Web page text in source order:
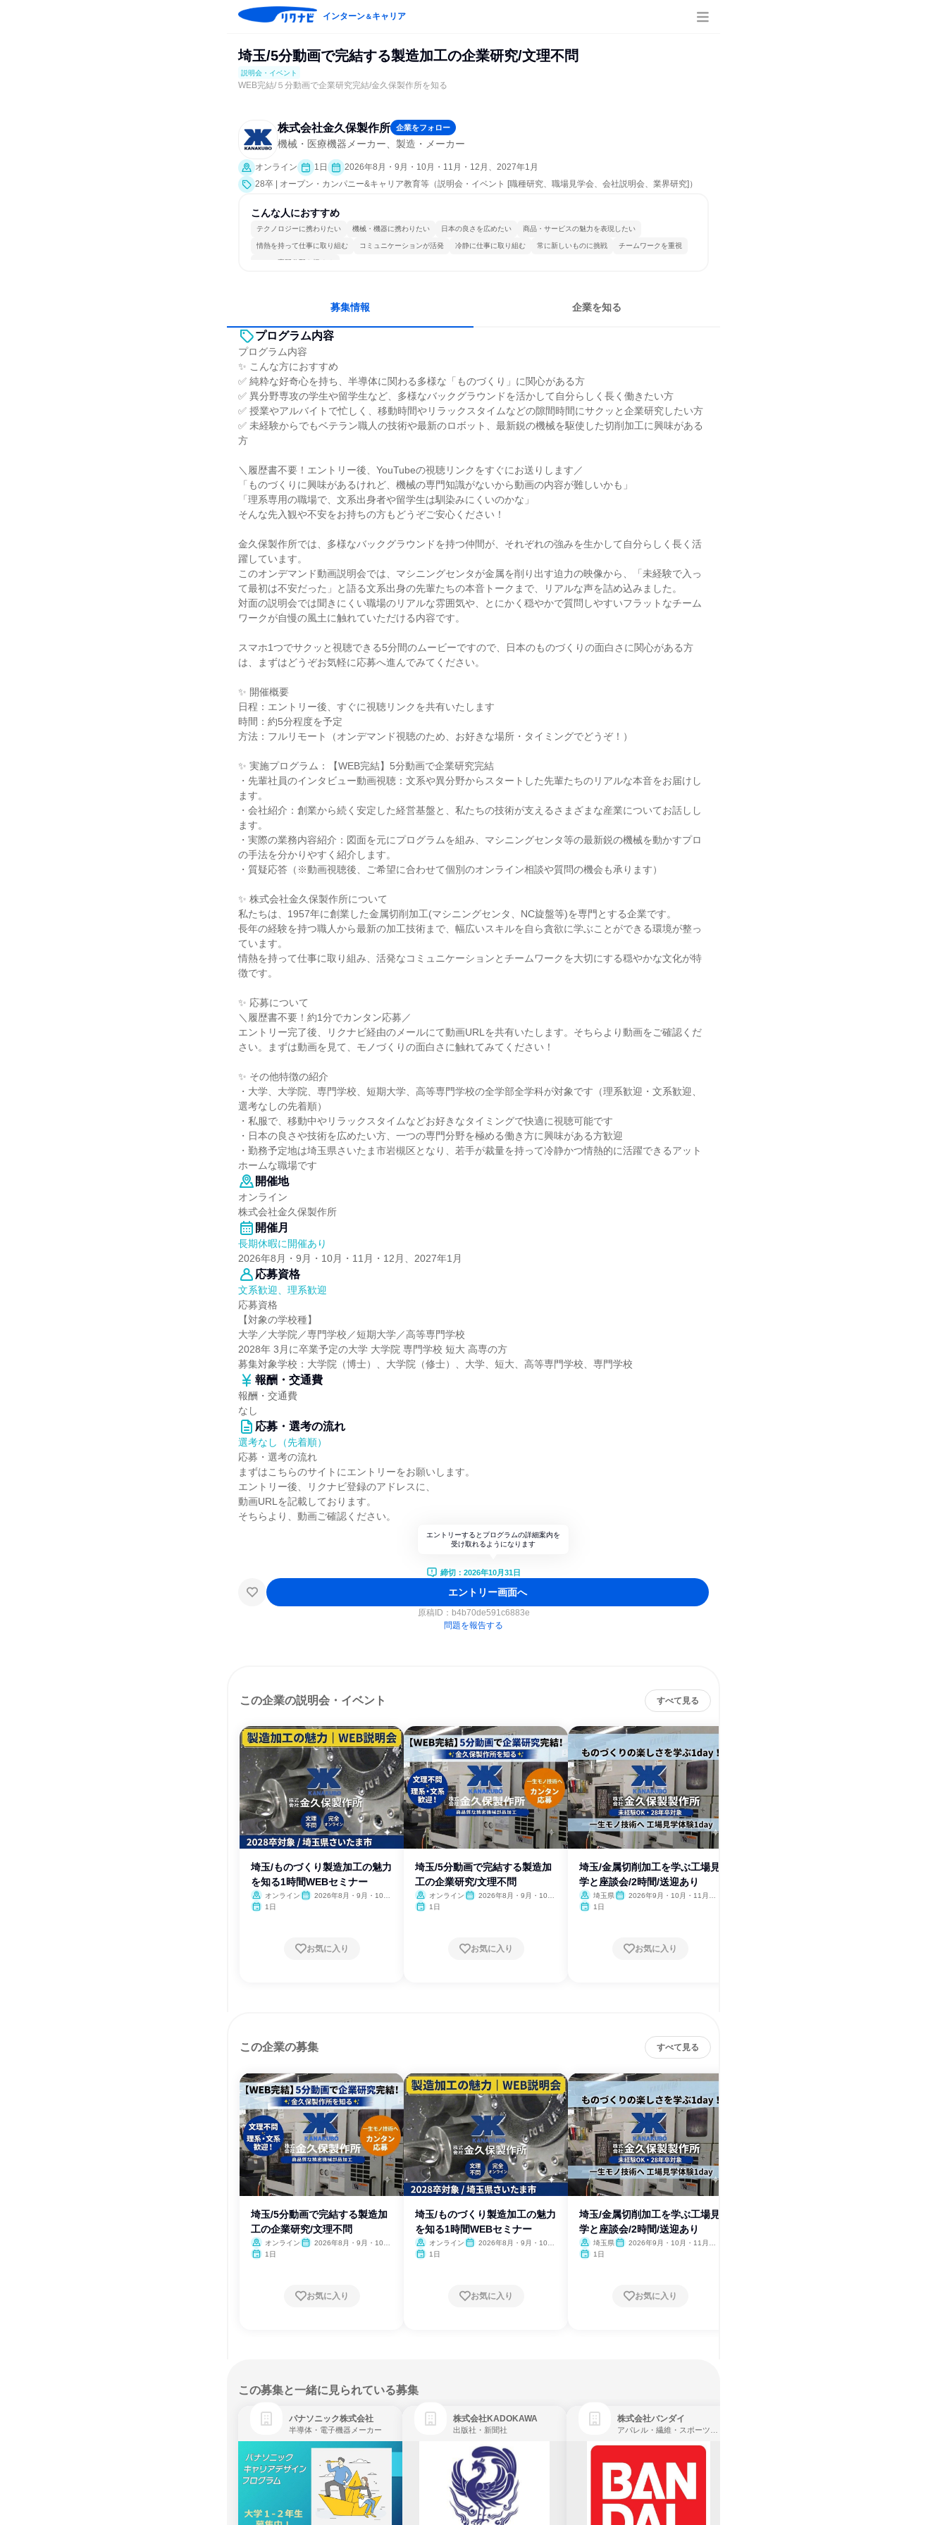
インターン＆キャリア
埼玉/5分動画で完結する製造加工の企業研究/文理不問
説明会・イベント
WEB完結/５分動画で企業研究完結/金久保製作所を知る
株式会社金久保製作所 企業をフォロー
機械・医療機器メーカー、製造・メーカー
オンライン 1日
2026年8月・9月・10月・11月・12月、2027年1月
28卒 | オープン・カンパニー&キャリア教育等（説明会・イベント [職種研究、職場見学会、会社説明会、業界研究]）
こんな人におすすめ
テクノロジーに携わりたい 機械・機器に携わりたい 日本の良さを広めたい 商品・サービスの魅力を表現したい
情熱を持って仕事に取り組む コミュニケーションが活発 冷静に仕事に取り組む 常に新しいものに挑戦 チームワークを重視
一つの専門分野を極める
募集情報 企業を知る
プログラム内容
プログラム内容
✨ こんな方におすすめ
✅ 純粋な好奇心を持ち、半導体に関わる多様な「ものづくり」に関心がある方
✅ 異分野専攻の学生や留学生など、多様なバックグラウンドを活かして自分らしく長く働きたい方
✅ 授業やアルバイトで忙しく、移動時間やリラックスタイムなどの隙間時間にサクッと企業研究したい方
✅ 未経験からでもベテラン職人の技術や最新のロボット、最新鋭の機械を駆使した切削加工に興味がある
方
＼履歴書不要！エントリー後、YouTubeの視聴リンクをすぐにお送りします／
「ものづくりに興味があるけれど、機械の専門知識がないから動画の内容が難しいかも」
「理系専用の職場で、文系出身者や留学生は馴染みにくいのかな」
そんな先入観や不安をお持ちの方もどうぞご安心ください！
金久保製作所では、多様なバックグラウンドを持つ仲間が、それぞれの強みを生かして自分らしく長く活
躍しています。
このオンデマンド動画説明会では、マシニングセンタが金属を削り出す迫力の映像から、「未経験で入っ
て最初は不安だった」と語る文系出身の先輩たちの本音トークまで、リアルな声を詰め込みました。
対面の説明会では聞きにくい職場のリアルな雰囲気や、とにかく穏やかで質問しやすいフラットなチーム
ワークが自慢の風土に触れていただける内容です。
スマホ1つでサクッと視聴できる5分間のムービーですので、日本のものづくりの面白さに関心がある方
は、まずはどうぞお気軽に応募へ進んでみてください。
✨ 開催概要
日程：エントリー後、すぐに視聴リンクを共有いたします
時間：約5分程度を予定
方法：フルリモート（オンデマンド視聴のため、お好きな場所・タイミングでどうぞ！）
✨ 実施プログラム：【WEB完結】5分動画で企業研究完結
・先輩社員のインタビュー動画視聴：文系や異分野からスタートした先輩たちのリアルな本音をお届けし
ます。
・会社紹介：創業から続く安定した経営基盤と、私たちの技術が支えるさまざまな産業についてお話しし
ます。
・実際の業務内容紹介：図面を元にプログラムを組み、マシニングセンタ等の最新鋭の機械を動かすプロ
の手法を分かりやすく紹介します。
・質疑応答（※動画視聴後、ご希望に合わせて個別のオンライン相談や質問の機会も承ります）
✨ 株式会社金久保製作所について
私たちは、1957年に創業した金属切削加工(マシニングセンタ、NC旋盤等)を専門とする企業です。
長年の経験を持つ職人から最新の加工技術まで、幅広いスキルを自ら貪欲に学ぶことができる環境が整っ
ています。
情熱を持って仕事に取り組み、活発なコミュニケーションとチームワークを大切にする穏やかな文化が特
徴です。
✨ 応募について
＼履歴書不要！約1分でカンタン応募／
エントリー完了後、リクナビ経由のメールにて動画URLを共有いたします。そちらより動画をご確認くだ
さい。まずは動画を見て、モノづくりの面白さに触れてみてください！
✨ その他特徴の紹介
・大学、大学院、専門学校、短期大学、高等専門学校の全学部全学科が対象です（理系歓迎・文系歓迎、
選考なしの先着順）
・私服で、移動中やリラックスタイムなどお好きなタイミングで快適に視聴可能です
・日本の良さや技術を広めたい方、一つの専門分野を極める働き方に興味がある方歓迎
・勤務予定地は埼玉県さいたま市岩槻区となり、若手が裁量を持って冷静かつ情熱的に活躍できるアット
ホームな職場です
開催地
オンライン
株式会社金久保製作所
開催月
長期休暇に開催あり
2026年8月・9月・10月・11月・12月、2027年1月
応募資格
文系歓迎、理系歓迎
応募資格
【対象の学校種】
大学／大学院／専門学校／短期大学／高等専門学校
2028年 3月に卒業予定の大学 大学院 専門学校 短大 高専の方
募集対象学校：大学院（博士）、大学院（修士）、大学、短大、高等専門学校、専門学校
報酬・交通費
報酬・交通費
なし
応募・選考の流れ
選考なし（先着順）
応募・選考の流れ
まずはこちらのサイトにエントリーをお願いします。
エントリー後、リクナビ登録のアドレスに、
動画URLを記載しております。
そちらより、動画ご確認ください。
エントリーするとプログラムの詳細案内を
受け取れるようになります
締切：2026年10月31日
エントリー画面へ
原稿ID： b4b70de591c6883e
問題を報告する
この企業の説明会・イベント すべて見る
埼玉/ものづくり製造加工の魅力
を知る1時間WEBセミナー
オンライン
2026年8月・9月・10
1日
お気に入り
埼玉/5分動画で完結する製造加
工の企業研究/文理不問
オンライン
2026年8月・9月・10
1日
お気に入り
埼玉/金属切削加工を学ぶ工場見
学と座談会/2時間/送迎あり
埼玉県
2026年9月・10月・11月・1
1日
お気に入り
この企業の募集 すべて見る
埼玉/5分動画で完結する製造加
工の企業研究/文理不問
オンライン
2026年8月・9月・10
1日
お気に入り
埼玉/ものづくり製造加工の魅力
を知る1時間WEBセミナー
オンライン
2026年8月・9月・10
1日
お気に入り
埼玉/金属切削加工を学ぶ工場見
学と座談会/2時間/送迎あり
埼玉県
2026年9月・10月・11月・1
1日
お気に入り
この募集と一緒に見られている募集
パナソニック株式会社
半導体・電子機器メーカー
株式会社KADOKAWA
出版社・新聞社
株式会社バンダイ